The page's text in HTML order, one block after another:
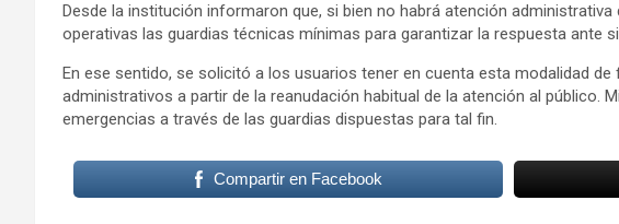
Desde la institución informaron que, si bien no habrá atención
operativas las guardias técnicas mínimas para garantizar la respuesta ante
En ese sentido, se solicitó a los usuarios tener en cuenta esta modalidad
administrativos a partir de la reanudación habitual de la atención al público.
emergencias a través de las guardias dispuestas para tal fin.
Compartir en Facebook